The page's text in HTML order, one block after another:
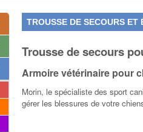
TROUSSE DE SECOURS ET
Trousse de secours
Armoire vétérinaire pour
Morin, le spécialiste des sport
gérer les blessures de votre